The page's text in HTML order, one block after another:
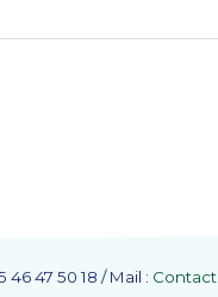
46 47 50 18 / Mail : Contact